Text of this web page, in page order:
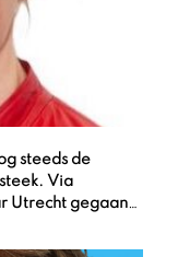
steeds de
Via
Utrecht gegaan
gaan wonen. Ik